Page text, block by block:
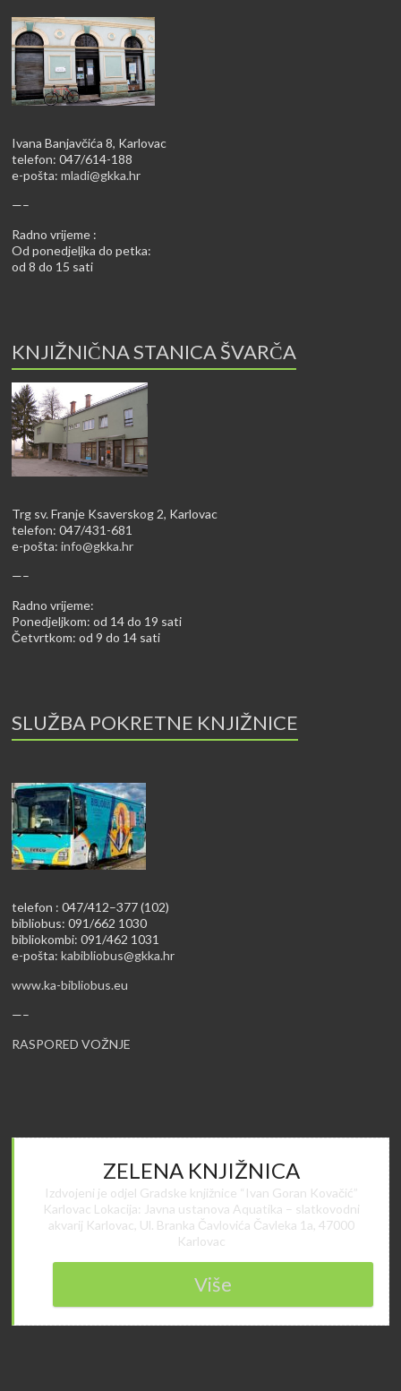
Ivana Banjavčića 8, Karlovac
telefon: 047/614-188
e-pošta:mladi@gkka.hr
—–
Radno vrijeme :
Od ponedjeljka do petka:
od 8 do 15 sati
KNJIŽNIČNA STANICA ŠVARČA
Trg sv. Franje Ksaverskog 2, Karlovac
telefon: 047/431-681
e-pošta:info@gkka.hr
—–
Radno vrijeme:
Ponedjeljkom: od 14 do 19 sati
Četvrtkom: od 9 do 14 sati
SLUŽBA POKRETNE KNJIŽNICE
telefon : 047/412–377 (102)
bibliobus: 091/662 1030
bibliokombi: 091/462 1031
e-pošta:kabibliobus@gkka.hr
www.ka-bibliobus.eu
—–
RASPORED VOŽNJE
ZELENA KNJIŽNICA
Izdvojeni je odjel Gradske knjižnice “Ivan Goran Kovačić”
Karlovac Lokacija: Javna ustanova Aquatika – slatkovodni
akvarij Karlovac, Ul. Branka Čavlovića Čavleka 1a, 47000
Karlovac
Više